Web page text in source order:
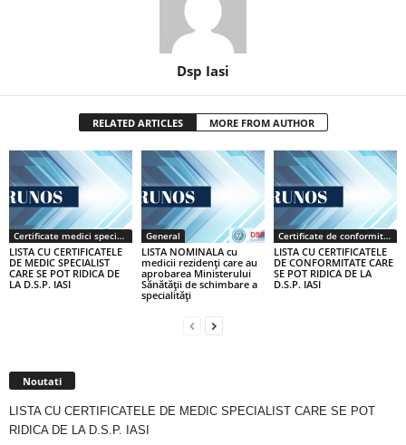
Dsp Iasi
RELATED ARTICLES MORE FROM AUTHOR
Certificate medici specialiști / primari
LISTA CU CERTIFICATELE
DE MEDIC SPECIALIST
CARE SE POT RIDICA DE
LA D.S.P. IASI
General
LISTA NOMINALA cu
medicii rezidenţi care au
aprobarea Ministerului
Sănătăţii de schimbare a
specialităţi
Certificate de conformitate
LISTA CU CERTIFICATELE
DE CONFORMITATE CARE
SE POT RIDICA DE LA
D.S.P. IASI
Noutati
LISTA CU CERTIFICATELE DE MEDIC SPECIALIST CARE SE POT
RIDICA DE LA D.S.P. IASI